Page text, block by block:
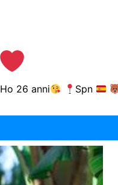
Ho 26 anni
Spn